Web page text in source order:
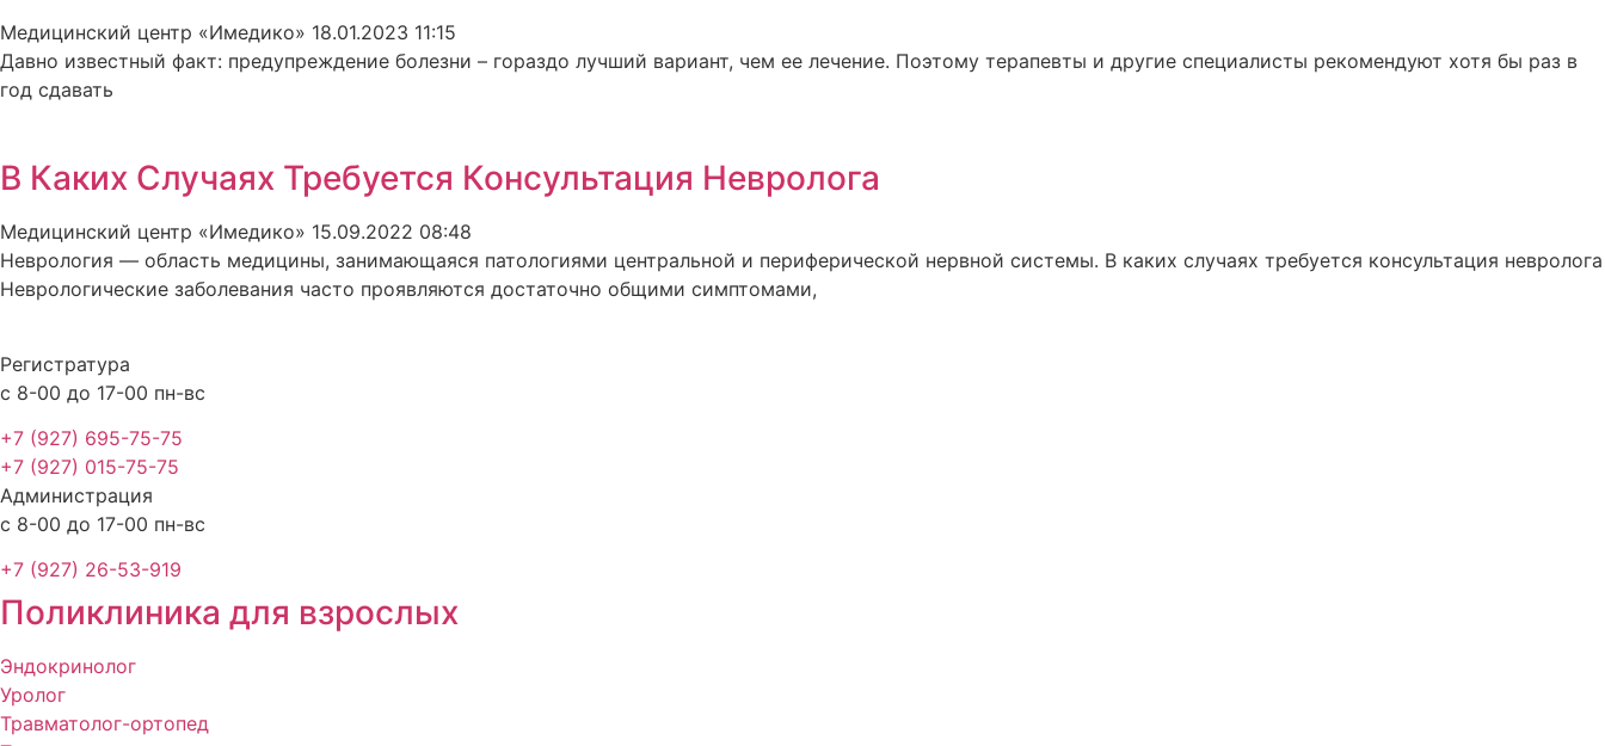
Медицинский центр «Имедико» 18.01.2023 11:15
Давно известный факт: предупреждение болезни – гораздо лучший вариант, чем ее лечение. Поэтому терапевты и другие специалисты рекомендуют хотя бы раз в
год сдавать
В Каких Случаях Требуется Консультация Невролога
Медицинский центр «Имедико» 15.09.2022 08:48
Неврология — область медицины, занимающаяся патологиями центральной и периферической нервной системы. В каких случаях требуется консультация невролога
Неврологические заболевания часто проявляются достаточно общими симптомами,
Регистратура
с 8-00 до 17-00 пн-вс
+7 (927) 695-75-75
+7 (927) 015-75-75
Администрация
с 8-00 до 17-00 пн-вс
+7 (927) 26-53-919
Поликлиника для взрослых
Эндокринолог
Уролог
Травматолог-ортопед